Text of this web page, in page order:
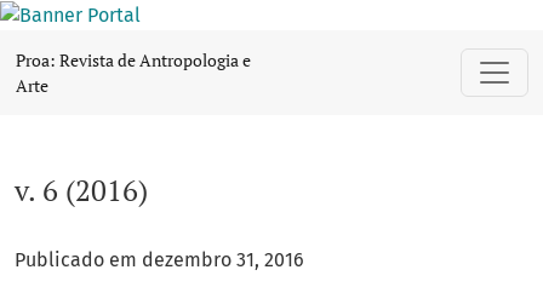
Proa: Revista de Antropologia e
Arte
v. 6 (2016)
Publicado em dezembro 31, 2016